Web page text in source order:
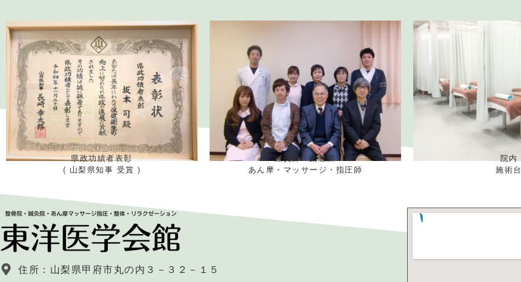
県政功績者表彰
( 山梨県知事 受賞 )
鍼灸師・柔整師
あん摩・マッサージ・指圧師
院内
施術台
住所：山梨県甲府市丸の内３－３２－１５